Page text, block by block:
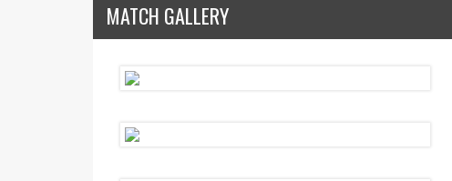
MATCH GALLERY